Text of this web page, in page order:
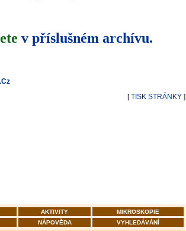
v příslušném archívu.
[TISK STRÁNKY ]
AKTIVITY
MIKROSKOPIE
NÁPOVĚDA VYHLEDÁVÁNÍ